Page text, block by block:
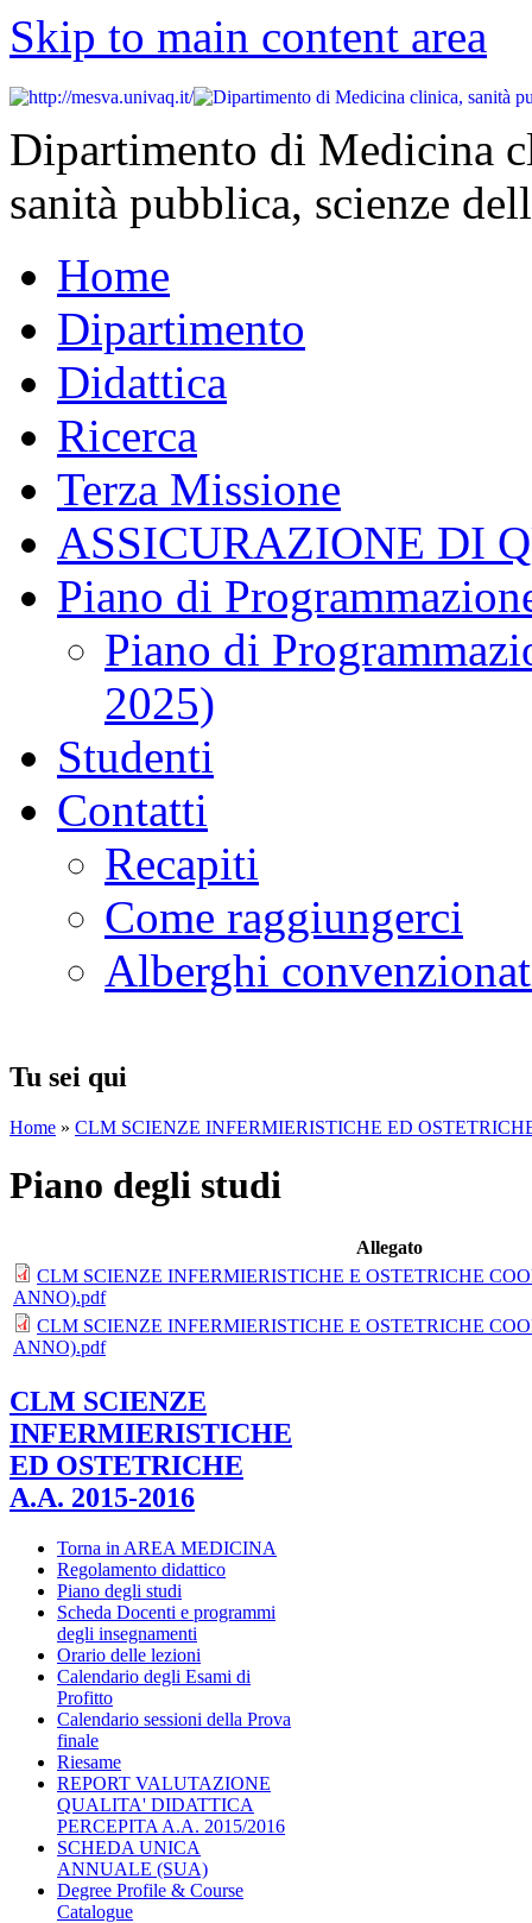
Skip to main content area
Dipartimento di Medicina
sanità pubblica, scienze
Home
Dipartimento
Didattica
Ricerca
Terza Missione
ASSICURAZIONE DI
Piano di
Piano di
2025)
Studenti
Contatti
Recapiti
Come raggiungerci
Alberghi
Tu sei qui
Home » CLM SCIENZE INFERMIERISTICHE ED
Piano degli studi
Allegato
CLM SCIENZE INFERMIERISTICHE E OSTETRICHE
ANNO).pdf
CLM SCIENZE INFERMIERISTICHE E OSTETRICHE
ANNO).pdf
CLM SCIENZE
INFERMIERISTICHE
ED OSTETRICHE
A.A. 2015-2016
Torna in AREA MEDICINA
Regolamento didattico
Piano degli studi
Scheda Docenti e programmi
degli insegnamenti
Orario delle lezioni
Calendario degli Esami di
Profitto
Calendario sessioni della Prova
finale
Riesame
REPORT VALUTAZIONE
QUALITA' DIDATTICA
PERCEPITA A.A. 2015/2016
SCHEDA UNICA
ANNUALE (SUA)
Degree Profile & Course
Catalogue